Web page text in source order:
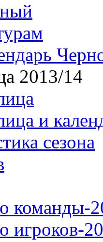
2013/14
и
сезона
команды-
игроков-